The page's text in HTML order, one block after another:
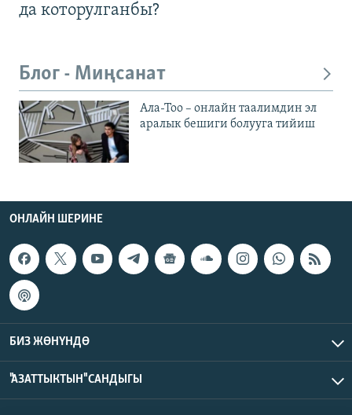
да которулганбы?
Блог - Миңсанат
Ала-Тоо – онлайн таалимдин эл
аралык бешиги болууга тийиш
ОНЛАЙН ШЕРИНЕ
БИЗ ЖӨНҮНДӨ
"АЗАТТЫКТЫН" САНДЫГЫ